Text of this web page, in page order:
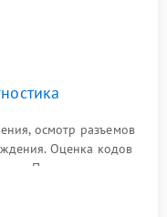
осмотр разъемов
Оценка кодов
Проверка чтения
гарантийных пломб.